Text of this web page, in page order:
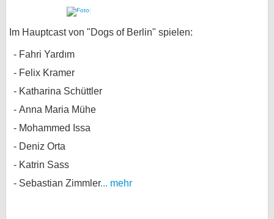
Im Hauptcast von "Dogs of Berlin" spielen:
Fahri Yardım
Felix Kramer
Katharina Schüttler
Anna Maria Mühe
Mohammed Issa
Deniz Orta
Katrin Sass
Sebastian Zimmler... mehr